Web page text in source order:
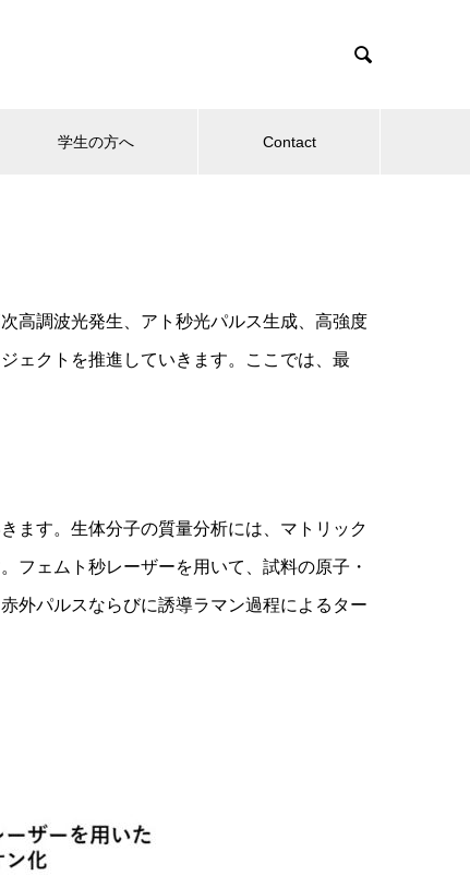

学生の方へ Contact
高調波光発生、アト秒光パルス生成、高強度
ェクトを推進していきます。ここでは、最
ます。生体分子の質量分析には、マトリック
フェムト秒レーザーを用いて、試料の原子・
外パルスならびに誘導ラマン過程によるター